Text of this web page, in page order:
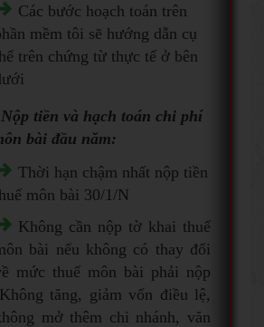
Các bước hoạch toán trên
mềm tôi sẽ hướng dẫn cụ
trên chứng từ thực tế ở bên
tiền và hạch toán chi phí
bài đầu năm:
Thời hạn chậm nhất nộp tiền
môn bài 30/1/N
Không cần nộp tờ khai thuế
bài nếu không có thay đổi
mức thuế môn bài phải nộp
tăng, giảm vốn điều lệ,
mở thêm chi nhánh, văn